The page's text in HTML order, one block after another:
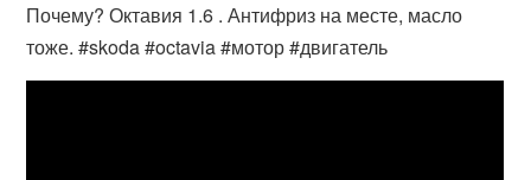
Почему? Октавия 1.6 . Антифриз на месте, масло
тоже. #skoda #octavia #мотор #двигатель